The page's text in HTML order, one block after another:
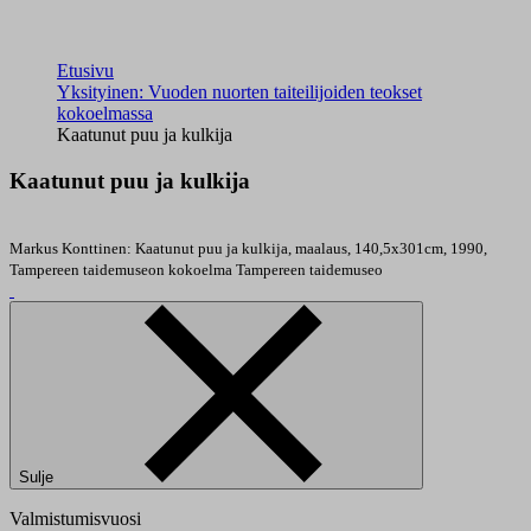
Etusivu
Yksityinen: Vuoden nuorten taiteilijoiden teokset
kokoelmassa
Kaatunut puu ja kulkija
Kaatunut puu ja kulkija
Markus Konttinen: Kaatunut puu ja kulkija, maalaus, 140,5x301cm, 1990,
Tampereen taidemuseon kokoelma Tampereen taidemuseo
Sulje
Valmistumisvuosi